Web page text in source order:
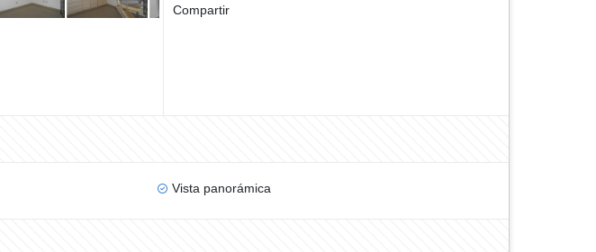
Compartir
Vista panorámica